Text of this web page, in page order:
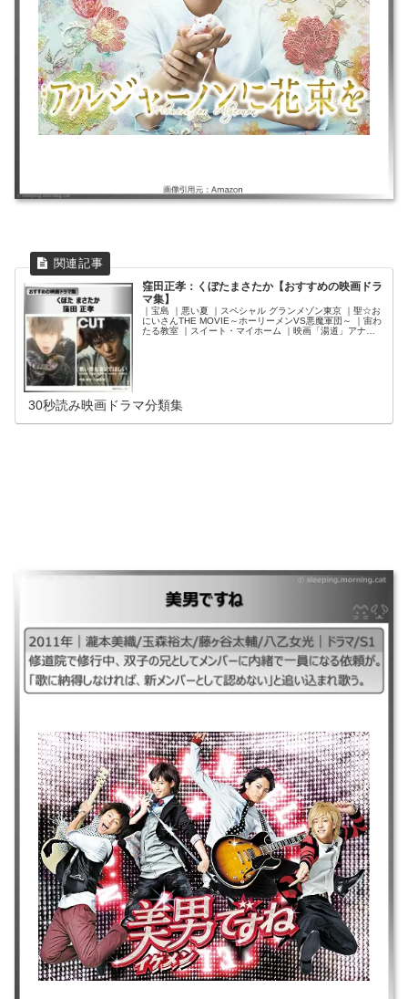
窪田正孝：くぼたまさたか【おすすめの映画ドラ
マ集】
｜宝島 ｜悪い夏 ｜スペシャル グランメゾン東京 ｜聖☆お
にいさんTHE MOVIE～ホーリーメンVS悪魔軍団～ ｜宙わ
たる教室 ｜スイート・マイホーム ｜映画「湯道」アナザ
30秒読み映画ドラマ分類集
｜2011年｜瀧本美織/玉森裕太/藤ヶ谷太輔/八乙女光｜ドラマ/S1 ｜修道院
で修行中、双子の兄としてメンバーに内緒で一員になる依頼が。「歌に納
得しなければ、新メンバーとして認めない」と追い込まれ歌う。